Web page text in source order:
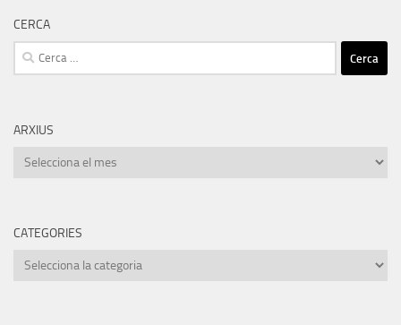
CERCA
Cerca:
ARXIUS
Arxius
CATEGORIES
Categories